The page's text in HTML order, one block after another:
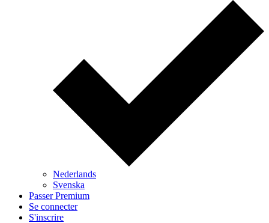
Nederlands
Svenska
Passer Premium
Se connecter
S'inscrire